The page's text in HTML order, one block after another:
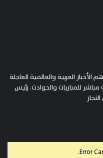
العربية والعالمية العاجلة
مباشر للمباريات والحوادث. رئيس
Error